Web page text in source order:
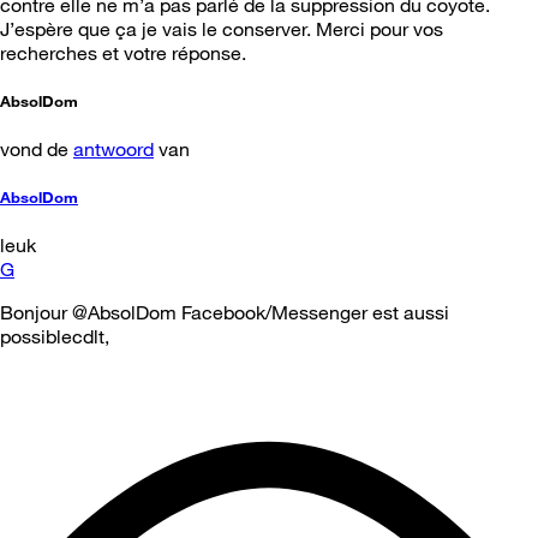
J’espère que ça je vais le conserver. Merci pour vos
recherches et votre réponse.
AbsolDom
vond de antwoord van
AbsolDom
leuk
G
Bonjour @AbsolDom Facebook/Messenger est aussi
possiblecdlt,